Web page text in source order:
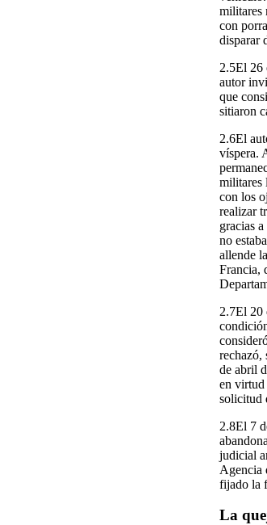
militares
con
disparar
2.5El 26
autor
que
sitiaron
2.6El
víspera.
militares
con los
realizar
gracias
no
allende
Francia,
2.7El 20
rechazó,
de abril
en virtud
solicitud
2.8El 7
judicial
Agencia
fijado la
La